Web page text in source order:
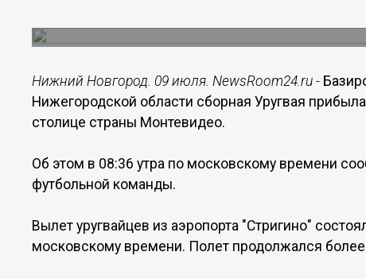
Нижний Новгород. 09 июля. NewsRoom24.ru -
Нижегородской области сборная Уругвая
столице страны Монтевидео.
Об этом в 08:36 утра по московскому времени
футбольной команды.
Вылет уругвайцев из аэропорта "Стригино"
московскому времени. Полет продолжался более